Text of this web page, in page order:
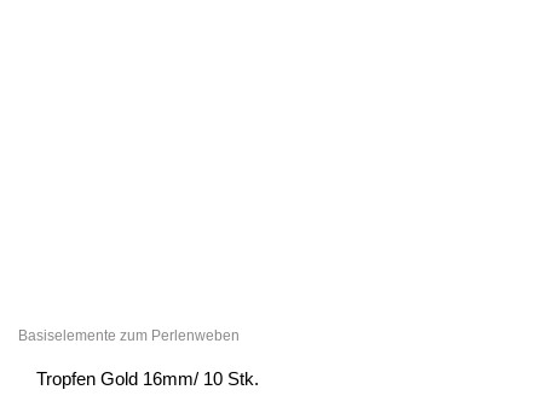
Basiselemente zum Perlenweben
Tropfen Gold 16mm/ 10 Stk.